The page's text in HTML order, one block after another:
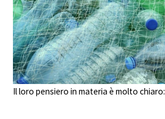
Il loro pensiero in materia è molto chiaro: